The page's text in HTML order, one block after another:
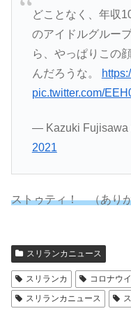
どことなく、年収
のアイドルグルー
ら、やっぱりこの
んだろうな。
pic.twitter.com/
— Kazuki Fujisawa
2021
ストゥティ！ （あり
スリランカニュース
スリランカ コロナウ
スリランカニュース